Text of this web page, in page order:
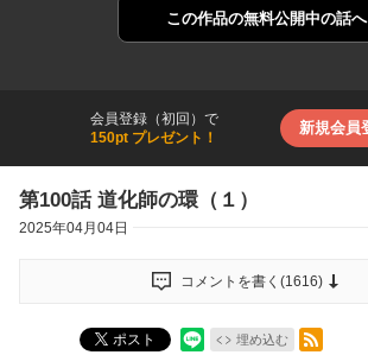
この作品の無料公開中の話へ
会員登録（初回）で
150pt プレゼント！
新規会員
第100話 道化師の環（１）
2025年04月04日
コメントを書く(1616)
ポスト 埋め込む
RSSフィード